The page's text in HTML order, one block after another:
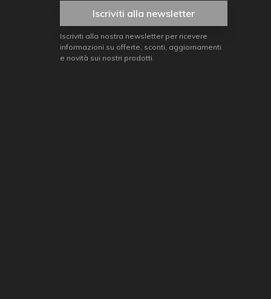
Iscriviti alla newsletter
Iscriviti alla nostra newsletter per ricevere
informazioni su offerte, sconti, aggiornamenti
e novità sui nostri prodotti.